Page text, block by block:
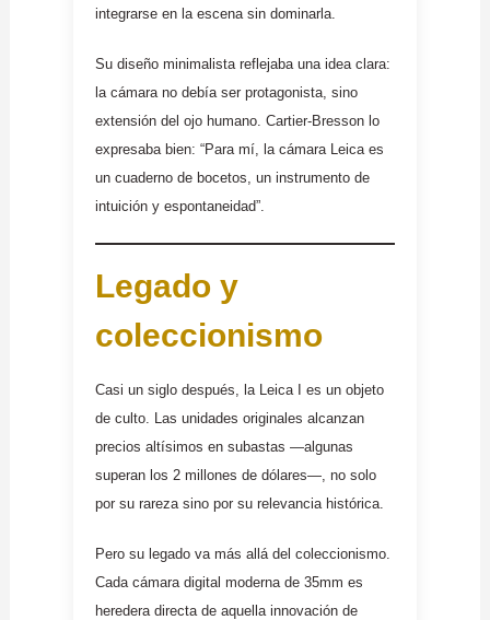
integrarse en la escena sin dominarla.
Su diseño minimalista reflejaba una idea clara:
la cámara no debía ser protagonista, sino
extensión del ojo humano. Cartier-Bresson lo
expresaba bien: “Para mí, la cámara Leica es
un cuaderno de bocetos, un instrumento de
intuición y espontaneidad”.
Legado y
coleccionismo
Casi un siglo después, la Leica I es un objeto
de culto. Las unidades originales alcanzan
precios altísimos en subastas —algunas
superan los 2 millones de dólares—, no solo
por su rareza sino por su relevancia histórica.
Pero su legado va más allá del coleccionismo.
Cada cámara digital moderna de 35mm es
heredera directa de aquella innovación de